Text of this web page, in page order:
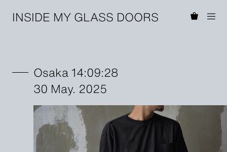
INSIDE MY GLASS DOORS
Osaka 14:09:28
30 May. 2025